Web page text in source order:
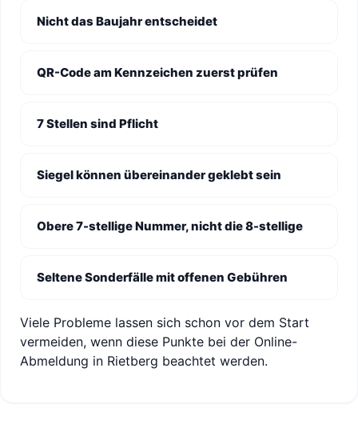
Nicht das Baujahr entscheidet
QR-Code am Kennzeichen zuerst prüfen
7 Stellen sind Pflicht
Siegel können übereinander geklebt sein
Obere 7-stellige Nummer, nicht die 8-stellige
Seltene Sonderfälle mit offenen Gebühren
Viele Probleme lassen sich schon vor dem Start
vermeiden, wenn diese Punkte bei der Online-
Abmeldung in Rietberg beachtet werden.